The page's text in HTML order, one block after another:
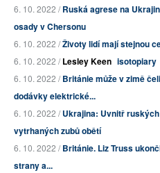
6. 10. 2022 /Ruská agrese na
osady v Chersonu
6. 10. 2022 /Životy lidí mají stejnou
6. 10. 2022 /Lesley Keen isotopiary
6. 10. 2022 /Británie může v zimě
dodávky elektrické...
6. 10. 2022 /Ukrajina: Uvnitř
vytrhaných zubů obětí
6. 10. 2022 /Británie. Liz Truss
strany a...